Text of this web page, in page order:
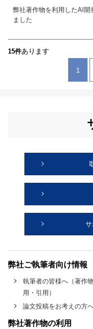
弊社著作物を利用したAI開
ました
15件あります
1
弊社ご執筆者向け情報
執筆者の皆様へ（著作
用・引用）
論文投稿をお考えの方
弊社著作物の利用